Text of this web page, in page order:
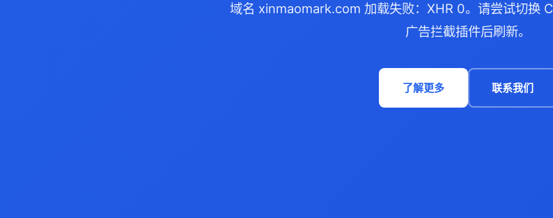
域名 xinmaomark.com 加载失败：XHR 0。请尝试切换
广告拦截插件后刷新。
了解更多 联系我们